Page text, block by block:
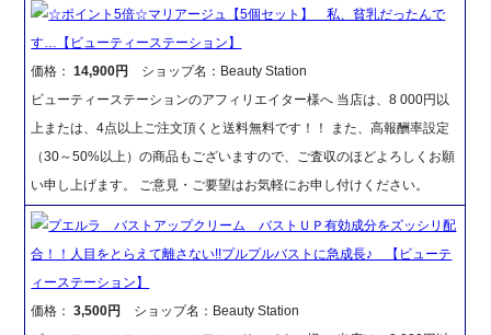
☆ポイント5倍☆マリアージュ【5個セット】 私、貧乳だったんで
す…【ビューティーステーション】
価格：14,900円
ショップ名：Beauty Station
ビューティーステーションのアフィリエイター様へ 当店は、8 000円以
上または、4点以上ご注文頂くと送料無料です！！ また、高報酬率設定
（30～50%以上）の商品もございますので、ご査収のほどよろしくお願
い申し上げます。 ご意見・ご要望はお気軽にお申し付けください。
プエルラ バストアップクリーム バストＵＰ有効成分をズッシリ配
合！！人目をとらえて離さない!!プルプルバストに急成長♪ 【ビューテ
ィーステーション】
価格：3,500円
ショップ名：Beauty Station